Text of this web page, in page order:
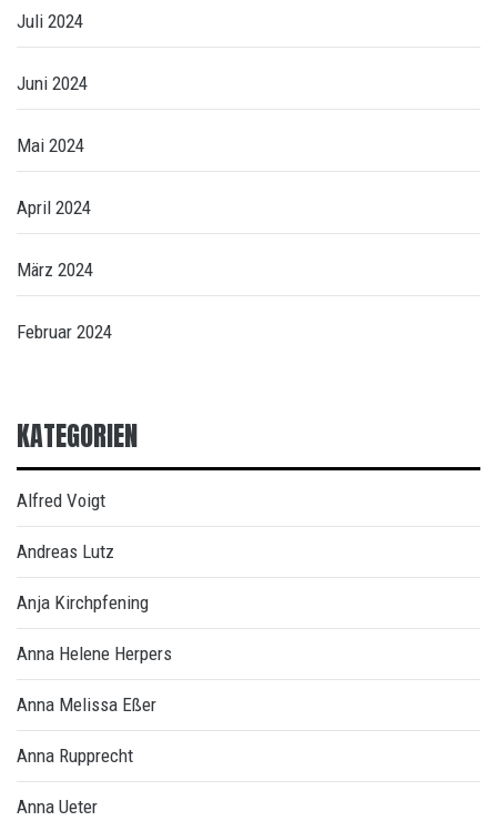
Juli 2024
Juni 2024
Mai 2024
April 2024
März 2024
Februar 2024
KATEGORIEN
Alfred Voigt
Andreas Lutz
Anja Kirchpfening
Anna Helene Herpers
Anna Melissa Eßer
Anna Rupprecht
Anna Ueter